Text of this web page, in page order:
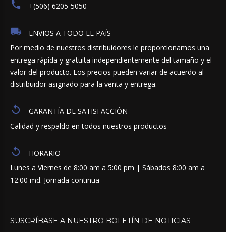
+(506) 6205-5050
ENVIOS A TODO EL PAÍS
Por medio de nuestros distribuidores le proporcionamos una
entrega rápida y gratuita independientemente del tamaño y el
valor del producto. Los precios pueden variar de acuerdo al
distribuidor asignado para la venta y entrega.
GARANTÍA DE SATISFACCIÓN
Calidad y respaldo en todos nuestros productos
HORARIO
Lunes a Viernes de 8:00 am a 5:00 pm | Sábados 8:00 am a
12:00 md. Jornada continua
SUSCRÍBASE A NUESTRO BOLETÍN DE NOTICIAS